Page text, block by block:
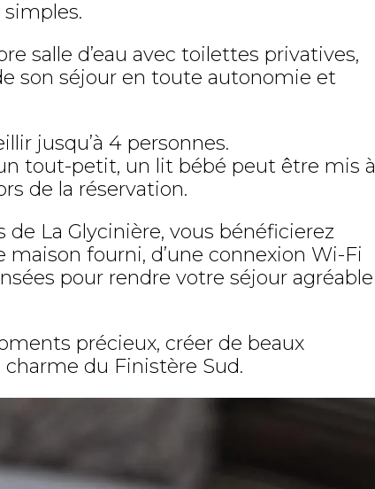
salle d’eau avec toilettes privatives,
son séjour en toute autonomie et
jusqu’à 4 personnes.
tout-petit, un lit bébé peut être mis à
de la réservation.
La Glycinière, vous bénéficierez
fourni, d’une connexion Wi-Fi
pour rendre votre séjour agréable
précieux, créer de beaux
du Finistère Sud.